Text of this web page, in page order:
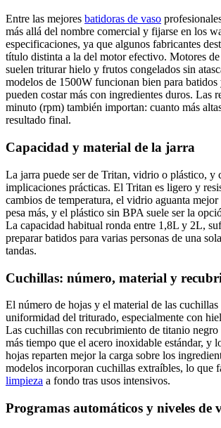
Entre las mejores batidoras de vaso
más allá del nombre comercial y fijarse en los
especificaciones, ya que algunos fabricantes
título distinta a la del motor efectivo. Motores
suelen triturar hielo y frutos congelados sin
modelos de 1500W funcionan bien para batidos
pueden costar más con ingredientes duros. Las
minuto (rpm) también importan: cuanto más
resultado final.
Capacidad y material de la jarra
La jarra puede ser de Tritan, vidrio o plástico, y
implicaciones prácticas. El Tritan es ligero y
cambios de temperatura, el vidrio aguanta mejor
pesa más, y el plástico sin BPA suele ser la
La capacidad habitual ronda entre 1,8L y 2L,
preparar batidos para varias personas de una
tandas.
Cuchillas: número, material y
El número de hojas y el material de las cuchillas
uniformidad del triturado, especialmente con
Las cuchillas con recubrimiento de titanio
más tiempo que el acero inoxidable estándar, y
hojas reparten mejor la carga sobre los
modelos incorporan cuchillas extraíbles, lo que
limpieza a fondo tras usos intensivos.
Programas automáticos y niveles de